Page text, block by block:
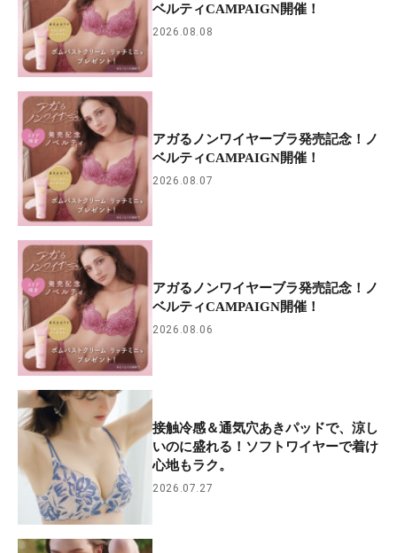
ベルティCAMPAIGN開催！
2026.08.08
アガるノンワイヤーブラ発売記念！ノ
ベルティCAMPAIGN開催！
2026.08.07
アガるノンワイヤーブラ発売記念！ノ
ベルティCAMPAIGN開催！
2026.08.06
接触冷感＆通気穴あきパッドで、涼し
いのに盛れる！ソフトワイヤーで着け
心地もラク。
2026.07.27